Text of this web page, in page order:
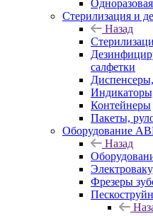
Стерилизация и
Назад
салфетки
Контейнеры
Пакеты,
Оборудование
Назад
Фрезеры